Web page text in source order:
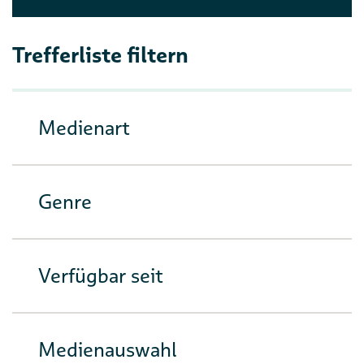
Trefferliste filtern
Medienart
Genre
Verfügbar seit
Medienauswahl